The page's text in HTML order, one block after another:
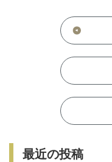
最近の投稿